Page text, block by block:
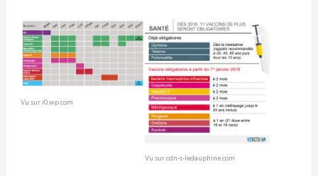
Vu sur i0.wp.com
Vu sur cdn-s-ledauphine.com